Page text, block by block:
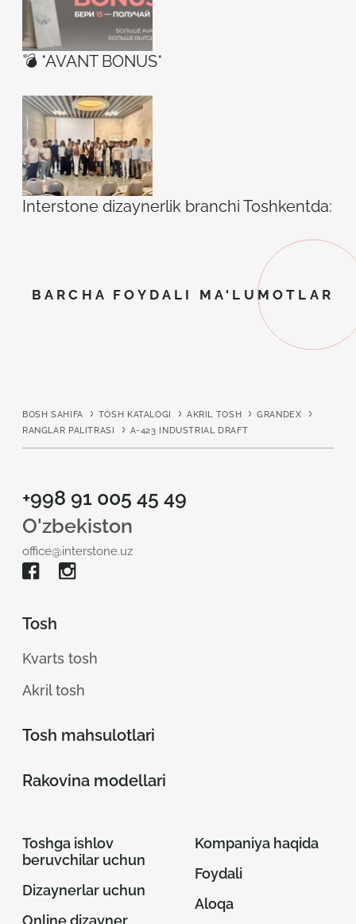
💣 *AVANT BONUS*
Interstone dizaynerlik branchi Toshkentda:
BARCHA FOYDALI MA'LUMOTLAR
BOSH SAHIFA TOSH KATALOGI AKRIL TOSH
GRANDEX
RANGLAR PALITRASI
A-423 INDUSTRIAL DRAFT
+998 91 005 45 49
O'zbekiston
office@interstone.uz
Tosh
Kvarts tosh
Akril tosh
Tosh mahsulotlari
Rakovina modellari
Toshga ishlov
beruvchilar uchun
Dizaynerlar uchun
Online dizayner
Kompaniya haqida
Foydali
Aloqa